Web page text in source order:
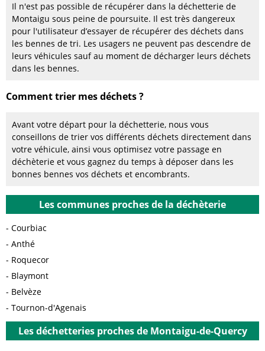
Il n'est pas possible de récupérer dans la déchetterie de
Montaigu sous peine de poursuite. Il est très dangereux
pour l'utilisateur d’essayer de récupérer des déchets dans
les bennes de tri. Les usagers ne peuvent pas descendre de
leurs véhicules sauf au moment de décharger leurs déchets
dans les bennes.
Comment trier mes déchets ?
Avant votre départ pour la déchetterie, nous vous
conseillons de trier vos différents déchets directement dans
votre véhicule, ainsi vous optimisez votre passage en
déchèterie et vous gagnez du temps à déposer dans les
bonnes bennes vos déchets et encombrants.
Les communes proches de la déchèterie
Courbiac
Anthé
Roquecor
Blaymont
Belvèze
Tournon-d'Agenais
Les déchetteries proches de Montaigu-de-Quercy